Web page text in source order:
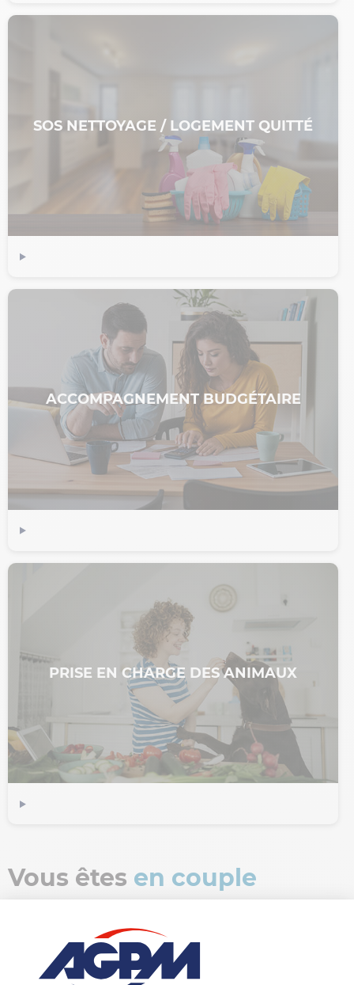
SOS NETTOYAGE / LOGEMENT QUITTÉ
ACCOMPAGNEMENT BUDGÉTAIRE
PRISE EN CHARGE DES ANIMAUX
Vous êtes en couple